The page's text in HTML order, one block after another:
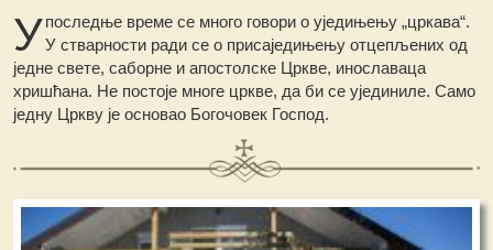
Упоследње време се много говори о уједињењу „цркава“.
У стварности ради се о присаједињењу отцепљених од
једне свете, саборне и апостолске Цркве, инославаца
хришћана. Не постоје многе цркве, да би се ујединиле. Само
једну Цркву је основао Богочовек Господ.